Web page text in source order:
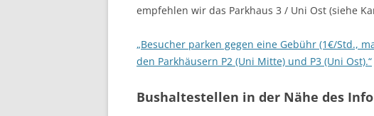
empfehlen wir das Parkhaus 3 / Uni Ost (siehe
„Besucher parken gegen eine Gebühr (1€/Std.,
den Parkhäusern P2 (Uni Mitte) und P3 (Uni Ost).“
Bushaltestellen in der Nähe des